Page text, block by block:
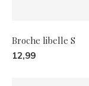
Broche libelle S
12,99